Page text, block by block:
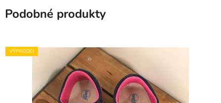
Podobné produkty
VÝPRODEJ